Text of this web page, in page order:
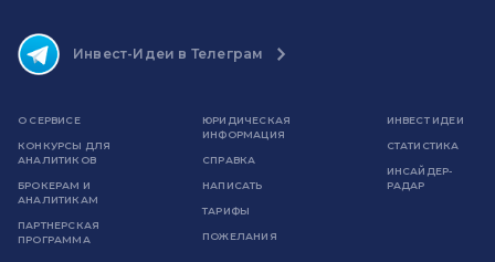
Инвест-Идеи в Телеграм
О СЕРВИСЕ
КОНКУРСЫ ДЛЯ
АНАЛИТИКОВ
БРОКЕРАМ И
АНАЛИТИКАМ
ПАРТНЕРСКАЯ
ПРОГРАММА
ЮРИДИЧЕСКАЯ
ИНФОРМАЦИЯ
СПРАВКА
НАПИСАТЬ
ТАРИФЫ
ПОЖЕЛАНИЯ
ИНВЕСТ ИДЕИ
СТАТИСТИКА
ИНСАЙДЕР-
РАДАР